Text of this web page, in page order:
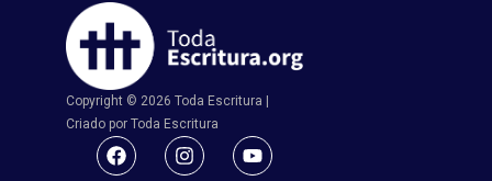
Copyright © 2026 Toda Escritura |
Criado por Toda Escritura